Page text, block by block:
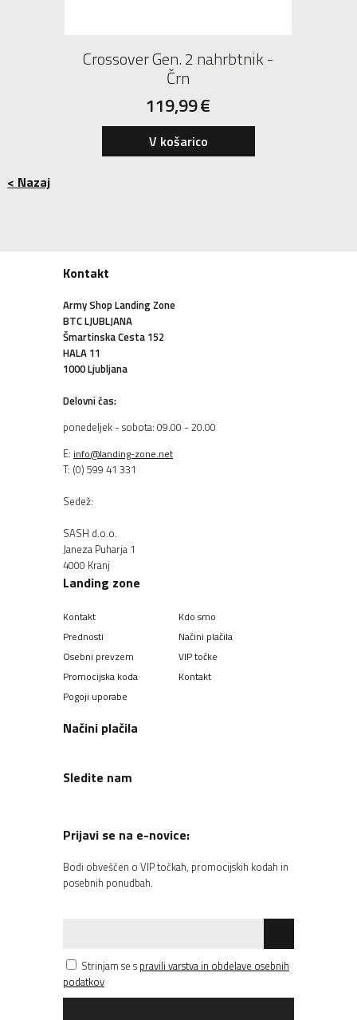
Crossover Gen. 2 nahrbtnik -
Črn
119,99€
V košarico
< Nazaj
Kontakt
Army Shop Landing Zone
BTC LJUBLJANA
Šmartinska Cesta 152
HALA 11
1000 Ljubljana
Delovni čas:
ponedeljek - sobota: 09.00 - 20.00
E: info@landing-zone.net
T: (0) 599 41 331
Sedež:
SASH d.o.o.
Janeza Puharja 1
4000 Kranj
Landing zone
Kontakt
Kdo smo
Prednosti
Načini plačila
Osebni prevzem
VIP točke
Promocijska koda
Kontakt
Pogoji uporabe
Načini plačila
Sledite nam
Prijavi se na e-novice:
Bodi obveščen o VIP točkah, promocijskih kodah in
posebnih ponudbah.
Strinjam se s pravili varstva in obdelave osebnih
podatkov